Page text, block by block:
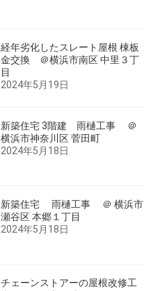
経年劣化したスレート屋根 棟板
金交換 ＠横浜市南区 中里３丁
目
2024年5月19日
新築住宅 3階建 雨樋工事 ＠
横浜市神奈川区 菅田町
2024年5月18日
新築住宅 雨樋工事 ＠ 横浜市
瀬谷区 本郷１丁目
2024年5月18日
チェーンストアーの屋根改修工